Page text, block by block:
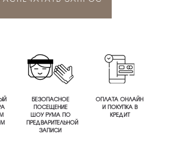
БЕЗОПАСНОЕ
ПОСЕЩЕНИЕ
ШОУ РУМА ПО
ПРЕДВАРИТЕЛЬНОЙ
ЗАПИСИ
ОПЛАТА ОНЛАЙН
И ПОКУПКА В
КРЕДИТ